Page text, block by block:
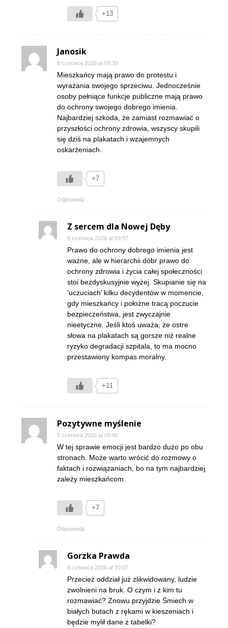
+13
Janosik
8 czerwca 2026 at 09:39
Mieszkańcy mają prawo do protestu i
wyrażania swojego sprzeciwu. Jednocześnie
osoby pełniące funkcje publiczne mają prawo
do ochrony swojego dobrego imienia.
Najbardziej szkoda, że zamiast rozmawiać o
przyszłości ochrony zdrowia, wszyscy skupili
się dziś na plakatach i wzajemnych
oskarżeniach.
+7
Odpowiedz
Z sercem dla Nowej Dęby
8 czerwca 2026 at 09:57
Prawo do ochrony dobrego imienia jest
ważne, ale w hierarchii dóbr prawo do
ochrony zdrowia i życia całej społeczności
stoi bezdyskusyjnie wyżej. Skupianie się na
'uczuciach’ kilku decydentów w momencie,
gdy mieszkańcy i położne tracą poczucie
bezpieczeństwa, jest zwyczajnie
nieetyczne. Jeśli ktoś uważa, że ostre
słowa na plakatach są gorsze niż realne
ryzyko degradacji szpitala, to ma mocno
przestawiony kompas moralny.
+11
Pozytywne myślenie
8 czerwca 2026 at 09:40
W tej sprawie emocji jest bardzo dużo po obu
stronach. Może warto wrócić do rozmowy o
faktach i rozwiązaniach, bo na tym najbardziej
zależy mieszkańcom
+7
Odpowiedz
Gorzka Prawda
8 czerwca 2026 at 10:07
Przecież oddział już zlikwidowany, ludzie
zwolnieni na bruk. O czym i z kim tu
rozmawiać? Znowu przyjdzie Śmiech w
białych butach z rękami w kieszeniach i
będzie mylił dane z tabelki?